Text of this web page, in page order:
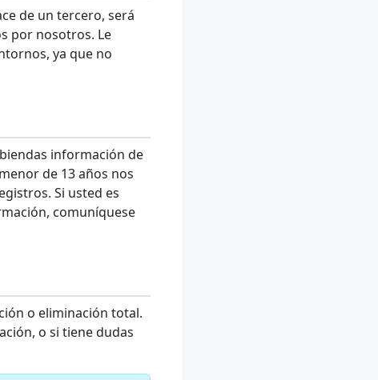
de un tercero, será
por nosotros. Le
ya que no
información de
de 13 años nos
Si usted es
comuníquese
o eliminación total.
o si tiene dudas